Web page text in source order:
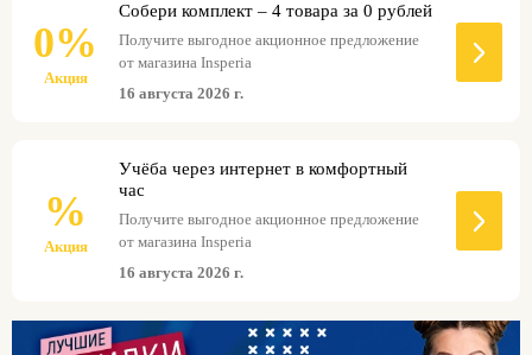
использовании промокодов Insperia можно
получить существенную скидку на обучение.
0%
Акция
Собери комплект – 4 товара за 0 рублей
Получите выгодное акционное предложение
от магазина Insperia
16 августа 2026 г.
%
Акция
Учёба через интернет в комфортный
час
Получите выгодное акционное предложение
от магазина Insperia
16 августа 2026 г.